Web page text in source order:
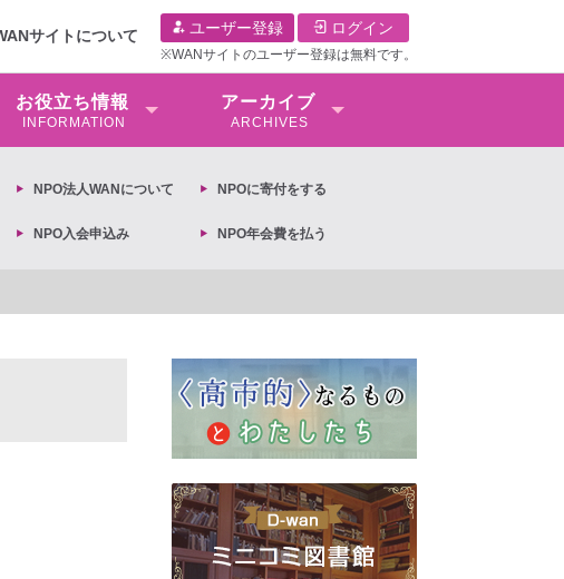
サイトについて ユーザー登録 ログイン
※WANサイトのユーザー登録は無料です。
お役⽴ち情報
INFORMATION
アーカイブ
ARCHIVES
NPO法⼈WANについて NPOに寄付をする
NPO入会申込み NPO年会費を払う